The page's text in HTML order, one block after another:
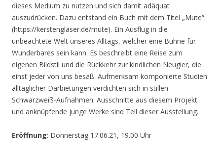
dieses Medium zu nutzen und sich damit adäquat
auszudrücken. Dazu entstand ein Buch mit dem Titel „Mute“.
(https://kerstenglaser.de/mute). Ein Ausflug in die
unbeachtete Welt unseres Alltags, welcher eine Bühne für
Wunderbares sein kann. Es beschreibt eine Reise zum
eigenen Bildstil und die Rückkehr zur kindlichen Neugier, die
einst jeder von uns besaß. Aufmerksam komponierte Studien
alltäglicher Darbietungen verdichten sich in stillen
Schwarzweiß-Aufnahmen. Ausschnitte aus diesem Projekt
und anknüpfende junge Werke sind Teil dieser Ausstellung.
Eröffnung: Donnerstag 17.06.21, 19.00 Uhr